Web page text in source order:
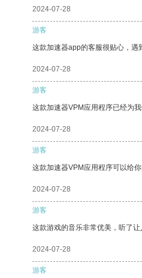
2024-07-28
游客
这款加速器app的客服很贴心，遇
2024-07-28
游客
这款加速器VPM应用程序已经为
2024-07-28
游客
这款加速器VPM应用程序可以给
2024-07-28
游客
这款游戏的音乐非常优美，听了让
2024-07-28
游客